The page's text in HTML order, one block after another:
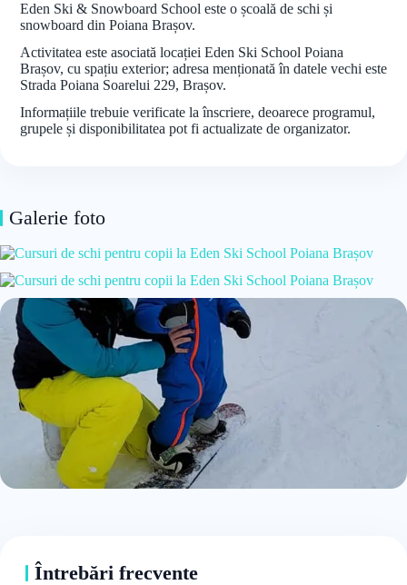
Eden Ski & Snowboard School este o școală de schi și
snowboard din Poiana Brașov.
Activitatea este asociată locației Eden Ski School Poiana
Brașov, cu spațiu exterior; adresa menționată în datele vechi este
Strada Poiana Soarelui 229, Brașov.
Informațiile trebuie verificate la înscriere, deoarece programul,
grupele și disponibilitatea pot fi actualizate de organizator.
Galerie foto
Întrebări frecvente